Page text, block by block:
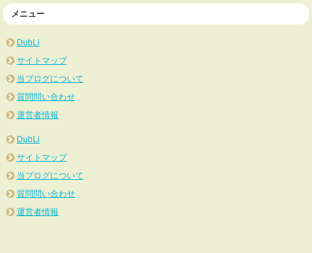
メニュー
DubLi
サイトマップ
当ブログについて
質問問い合わせ
運営者情報
DubLi
サイトマップ
当ブログについて
質問問い合わせ
運営者情報